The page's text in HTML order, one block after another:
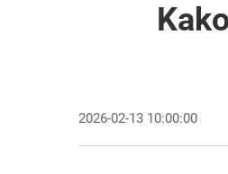
2026-02-13 10:00:00